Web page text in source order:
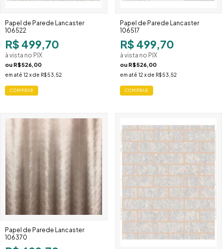
Papel de Parede Lancaster
106522
R$ 499,70
à vista no PIX
ou R$526,00
em até 12 x de R$53,52
COMPRAR
Papel de Parede Lancaster
106517
R$ 499,70
à vista no PIX
ou R$526,00
em até 12 x de R$53,52
COMPRAR
Papel de Parede Lancaster
106370